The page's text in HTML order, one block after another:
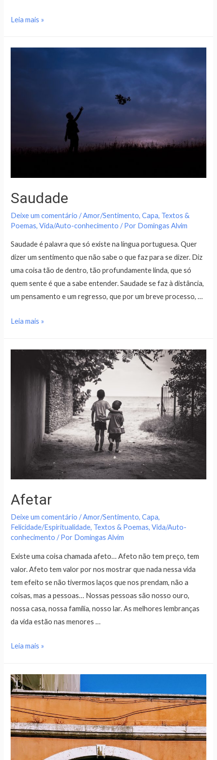
Leia mais »
Saudade
Deixe um comentário /Amor/Sentimento,Capa, Textos &
Poemas,Vida/Auto-conhecimento / Por Domingas Alvim
Saudade é palavra que só existe na língua portuguesa. Quer
dizer um sentimento que não sabe o que faz para se dizer. Diz
uma coisa tão de dentro, tão profundamente linda, que só
quem sente é que a sabe entender. Saudade se faz à distância,
um pensamento e um regresso, que por um breve processo, …
Leia mais »
Afetar
Deixe um comentário /Amor/Sentimento,Capa,
Felicidade/Espiritualidade, Textos & Poemas,Vida/Auto-
conhecimento / Por Domingas Alvim
Existe uma coisa chamada afeto… Afeto não tem preço, tem
valor. Afeto tem valor por nos mostrar que nada nessa vida
tem efeito se não tivermos laços que nos prendam, não a
coisas, mas a pessoas… Nossas pessoas são nosso ouro,
nossa casa, nossa família, nosso lar. As melhores lembranças
da vida estão nas menores …
Leia mais »